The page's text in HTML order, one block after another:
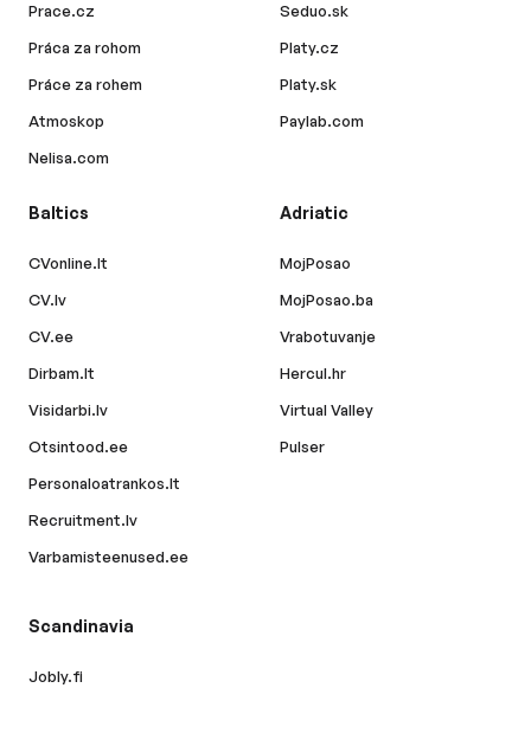
Prace.cz
Práca za rohom
Práce za rohem
Atmoskop
Nelisa.com
Seduo.sk
Platy.cz
Platy.sk
Paylab.com
Baltics
CVonline.lt
CV.lv
CV.ee
Dirbam.lt
Visidarbi.lv
Otsintood.ee
Personaloatrankos.lt
Recruitment.lv
Varbamisteenused.ee
Adriatic
MojPosao
MojPosao.ba
Vrabotuvanje
Hercul.hr
Virtual Valley
Pulser
Scandinavia
Jobly.fi